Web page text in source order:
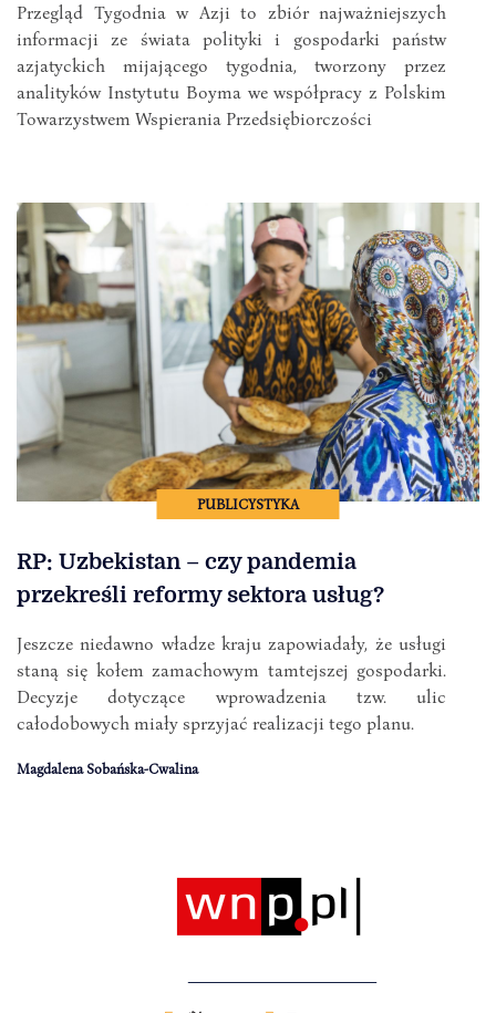
Przegląd Tygodnia w Azji to zbiór najważniejszych
informacji ze świata polityki i gospodarki państw
azjatyckich mijającego tygodnia, tworzony przez
analityków Instytutu Boyma we współpracy z Polskim
Towarzystwem Wspierania Przedsiębiorczości
PUBLICYSTYKA
RP: Uzbekistan – czy pandemia
przekreśli reformy sektora usług?
Jeszcze niedawno władze kraju zapowiadały, że usługi
staną się kołem zamachowym tamtejszej gospodarki.
Decyzje dotyczące wprowadzenia tzw. ulic
całodobowych miały sprzyjać realizacji tego planu.
Magdalena Sobańska-Cwalina